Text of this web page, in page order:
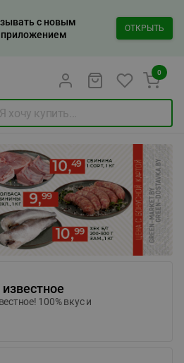
с новым
ОТКРЫТЬ
0
100% вкус и